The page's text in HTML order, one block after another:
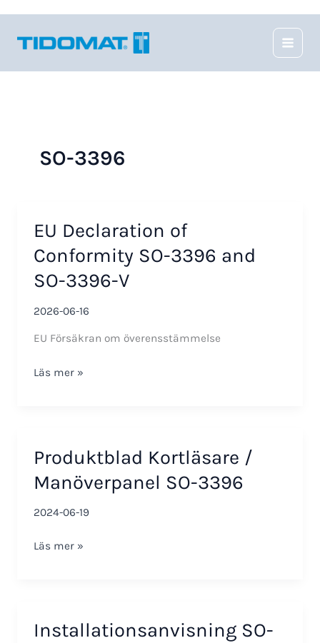
innehåll
SO-3396
EU Declaration of
Conformity SO-3396 and
SO-3396-V
2026-06-16
EU Försäkran om överensstämmelse
EU
3396
and
SO-
3396-
Läs mer »
Produktblad Kortläsare /
Manöverpanel SO-3396
2024-06-19
Produktblad
3396
Läs mer »
Installationsanvisning SO-